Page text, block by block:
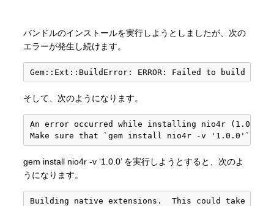
バンドルのインストールを実行しようとしましたが、次の
エラーが発生し続けます。
そして、次のようになります。
An error occurred while installing nio4r (1.0.0),
gem install nio4r -v ‘1.0.0’ を実行しようとすると、次のよ
うになります。
Building native extensions.  This could take a